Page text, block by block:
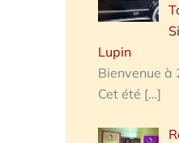
Lupin
Bienvenue à
Cet été […]